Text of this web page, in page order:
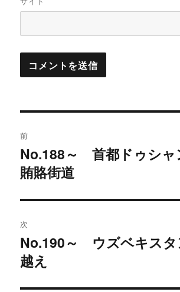
稿
ナ
ビ
ゲ
ー
シ
前
過
去
投
稿:
No.188～ 首都ドゥシャ
賄賂街道
次
次
の
No.190～ ウズベキスタ
越え